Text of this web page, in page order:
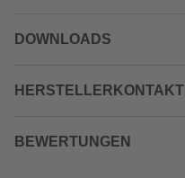
DOWNLOADS
HERSTELLERKONTAKT
BEWERTUNGEN